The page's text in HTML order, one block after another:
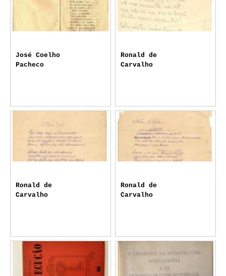
José Coelho
Pacheco
Ronald de
Carvalho
Ronald de
Carvalho
Ronald de
Carvalho